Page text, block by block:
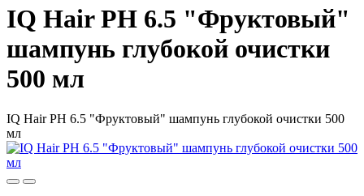
IQ Hair PH 6.5 "Фруктовый"
шампунь глубокой очистки
500 мл
IQ Hair PH 6.5 "Фруктовый" шампунь глубокой очистки 500
мл